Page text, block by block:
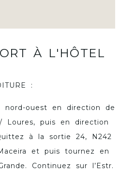
À L'HÔTEL
:
ouest en direction de
Loures, puis en direction
à la sortie 24, N242
et puis tournez en
Continuez sur l’Estr.